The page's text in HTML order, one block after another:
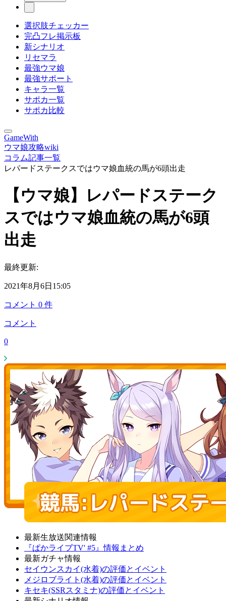
選択肢チェッカー
完凸フレ掲示板
新シナリオ
リセマラ
最強ウマ娘
最強サポート
キャラ一覧
サポカ一覧
サポカ比較
GameWith
ウマ娘攻略wiki
コラム記事一覧
レパードステークスではウマ娘血統の馬が6頭出走
【ウマ娘】レパードステーク
スではウマ娘血統の馬が6頭
出走
最終更新:
2021年8月6日15:05
コメント 0 件
コメント
0
最新生放送関連情報
『ぱかライブTV' #5』情報まとめ
最新ガチャ情報
セイウンスカイ(水着)の評価とイベント
メジロブライト(水着)の評価とイベント
キセキ(SSRスタミナ)の評価とイベント